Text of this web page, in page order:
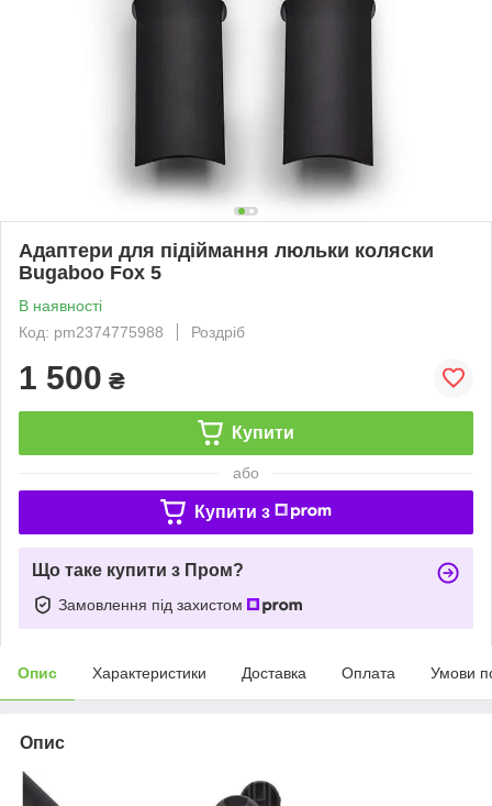
Адаптери для підіймання люльки коляски
Bugaboo Fox 5
В наявності
Код: pm2374775988
Роздріб
1 500 ₴
Купити
або
Купити з
Що таке купити з Пром?
Замовлення під захистом
Опис Характеристики Доставка Оплата Умови
Опис